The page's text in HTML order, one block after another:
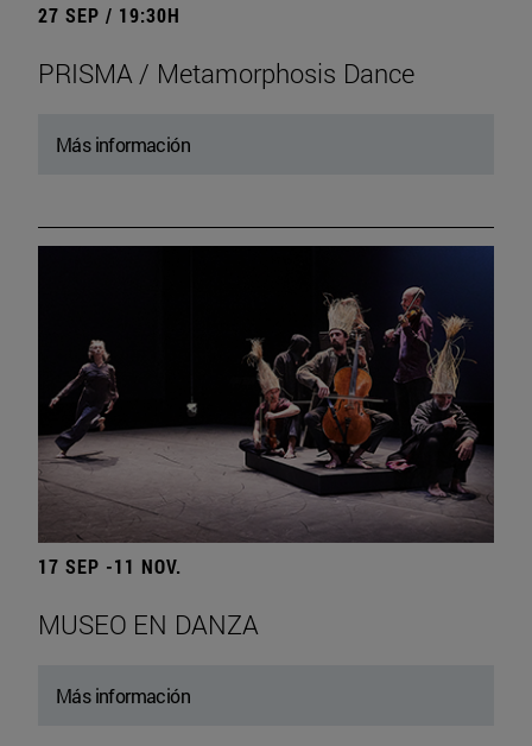
27 SEP / 19:30H
PRISMA / Metamorphosis Dance
Más información
17 SEP -11 NOV.
MUSEO EN DANZA
Más información